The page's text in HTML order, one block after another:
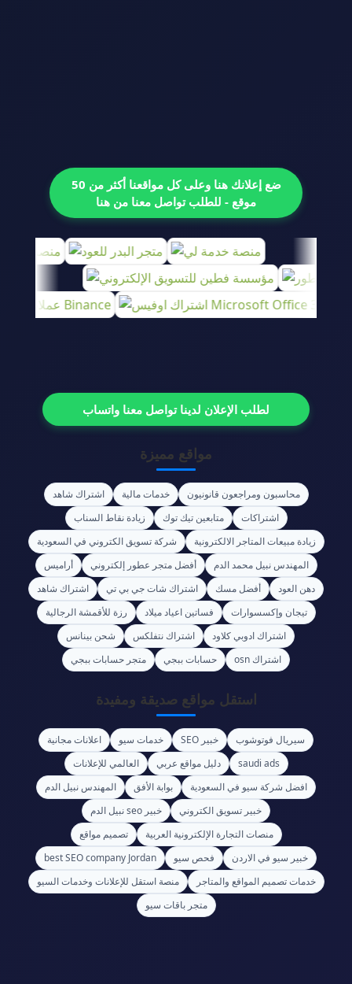
ضع إعلانك هنا وعلى كل مواقعنا أكثر من 50
موقع - للطلب تواصل معنا من هنا
لطلب الإعلان لدينا تواصل معنا واتساب
مواقع مميزة
محاسبون ومراجعون قانونيون خدمات مالية
اشتراك شاهد
اشتراكات
متابعين تيك توك
زيادة نقاط السناب
زيادة مبيعات المتاجر الالكترونية
شركة تسويق الكتروني في السعودية
المهندس نبيل محمد الدم
أفضل متجر عطور إلكتروني
أراميس
دهن العود
أفضل مسك اشتراك شات جي بي تي
اشتراك شاهد
تيجان وإكسسوارات
فساتين اعياد ميلاد
رزة للأقمشة الرجالية
اشتراك ادوبي كلاود
اشتراك نتفلكس
شحن بينانس
اشتراك osn
حسابات ببجي متجر حسابات ببجي
استقل مواقع صديقة ومفيدة
سيريال فوتوشوب خبير SEO خدمات سيو
اعلانات مجانية
saudi ads
دليل مواقع عربي
العالمي للإعلانات
افضل شركة سيو في السعودية
بوابة الأفق
المهندس نبيل الدم
خبير تسويق الكتروني
خبير seo نبيل الدم
منصات التجارة الإلكترونية العربية
تصميم مواقع
خبير سيو في الاردن
فحص سيو
best SEO company Jordan
خدمات تصميم المواقع والمتاجر
منصة استقل للإعلانات وخدمات السيو
متجر باقات سيو